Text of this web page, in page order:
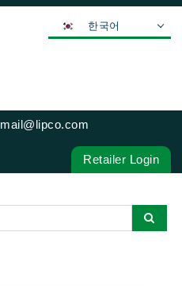
mail@lipco.com
POLSKI
ITALIANO
한국어
Retailer Login